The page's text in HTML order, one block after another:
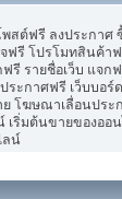
สต์ฟรี ลงประกาศ
รี โปรโมทสินค้าฟ
รายชื่อเว็บ แจกฟ
ระกาศฟรี เว็บบอร์
โฆษณาเลื่อนประ
ริ่มต้นขายของออ
ลน์